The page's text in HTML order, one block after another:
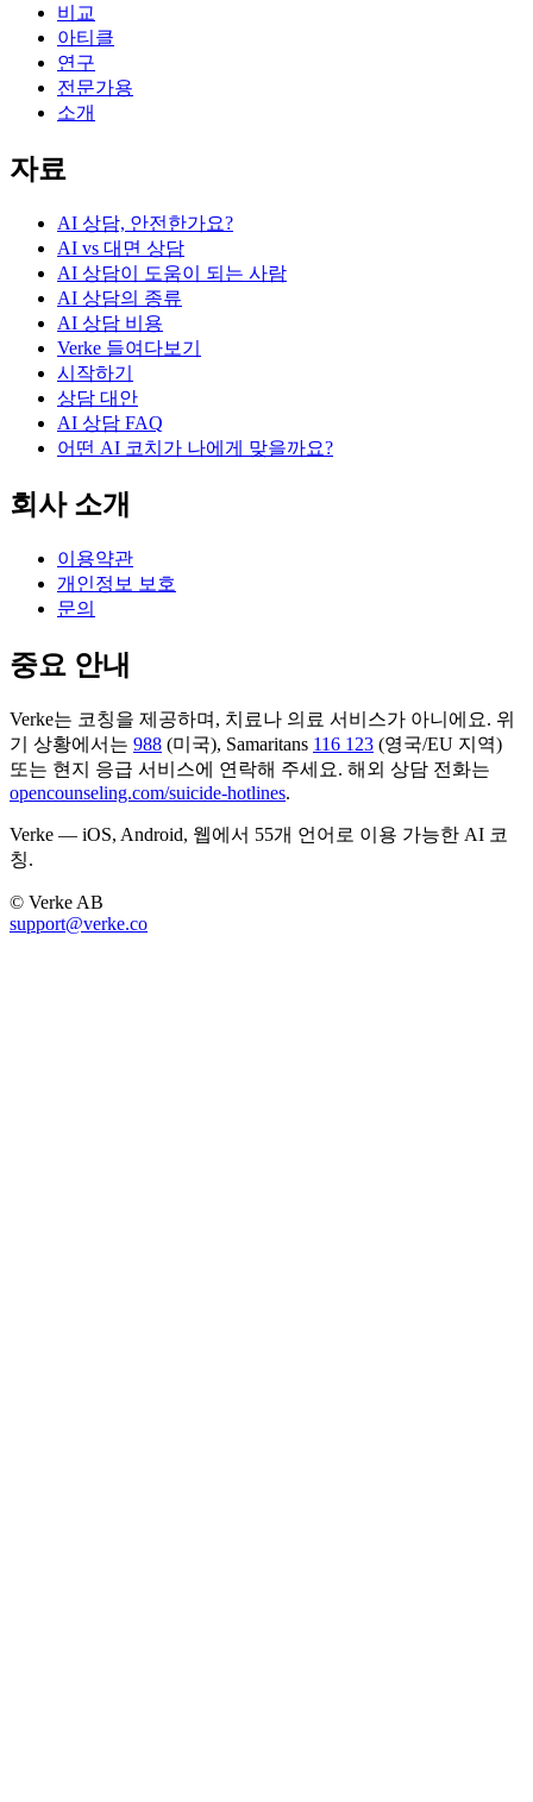
비교
아티클
연구
전문가용
소개
자료
AI 상담, 안전한가요?
AI vs 대면 상담
AI 상담이 도움이 되는 사람
AI 상담의 종류
AI 상담 비용
Verke 들여다보기
시작하기
상담 대안
AI 상담 FAQ
어떤 AI 코치가 나에게 맞을까요?
회사 소개
이용약관
개인정보 보호
문의
중요 안내
Verke는 코칭을 제공하며, 치료나 의료 서비스가 아니에요. 위
기 상황에서는 988 (미국), Samaritans 116 123 (영국/EU 지역)
또는 현지 응급 서비스에 연락해 주세요. 해외 상담 전화는
opencounseling.com/suicide-hotlines.
Verke — iOS, Android, 웹에서 55개 언어로 이용 가능한 AI 코
칭.
© Verke AB
support@verke.co